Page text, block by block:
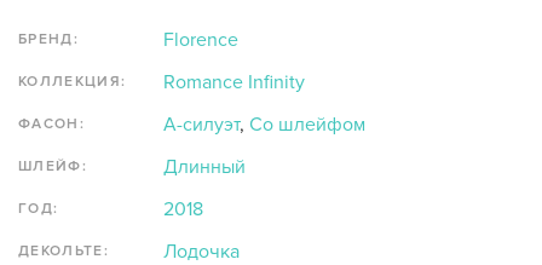
БРЕНД: Florence
КОЛЛЕКЦИЯ: Romance Infinity
ФАСОН: А-силуэт, Со шлейфом
ШЛЕЙФ: Длинный
ГОД: 2018
ДЕКОЛЬТЕ: Лодочка